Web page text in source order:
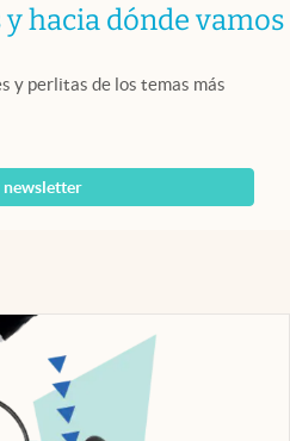
hacia dónde vamos
y perlitas de los temas más